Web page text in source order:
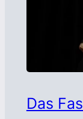
Das